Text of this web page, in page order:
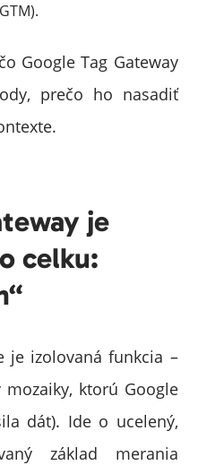
Google Tag Gateway
prečo ho nasadiť
je
celku:
je izolovaná funkcia –
ktorú Google
dát). Ide o ucelený,
základ merania